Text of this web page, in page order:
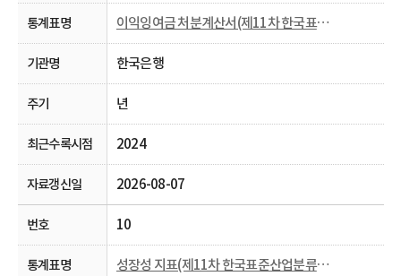
이익잉여금 처분계산서(제11차 한국표준산업분류， 2009~)
한국은행
년
2024
2026-08-07
10
성장성 지표(제11차 한국표준산업분류， 2009~)